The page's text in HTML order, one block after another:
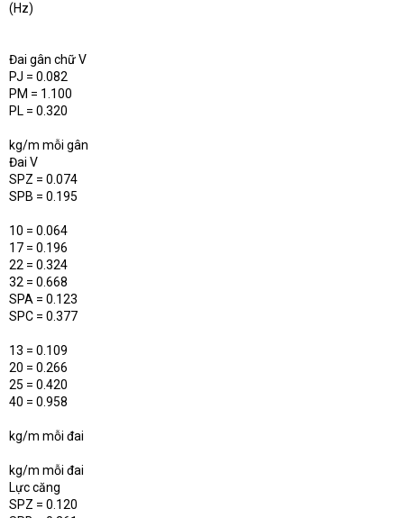
(Hz)
Đai gân chữ V
PJ = 0.082
PM = 1.100
PL = 0.320
kg/m mỗi gân
Đai V
SPZ = 0.074
SPB = 0.195
10 = 0.064
17 = 0.196
22 = 0.324
32 = 0.668
SPA = 0.123
SPC = 0.377
13 = 0.109
20 = 0.266
25 = 0.420
40 = 0.958
kg/m mỗi đai
kg/m mỗi đai
Lực căng
SPZ = 0.120